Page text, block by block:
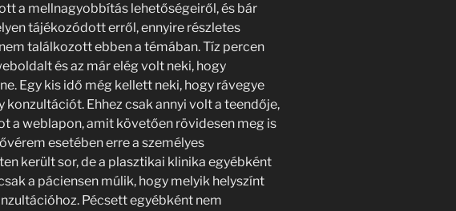
a mellnagyobbítás lehetőségeiről, és bár
tájékozódott erről, ennyire részletes
találkozott ebben a témában. Tíz percen
és az már elég volt neki, hogy
Egy kis idő még kellett neki, hogy rávegye
konzultációt. Ehhez csak annyi volt a teendője,
a weblapon, amit követően rövidesen meg is
esetében erre a személyes
került sor, de a plasztikai klinika egyébként
a páciensen múlik, hogy melyik helyszínt
Pécsett egyébként nem